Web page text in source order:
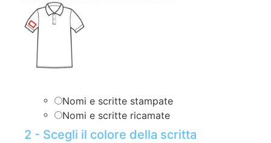
Nomi e scritte stampate
Nomi e scritte ricamate
2 - Scegli il colore della scritta